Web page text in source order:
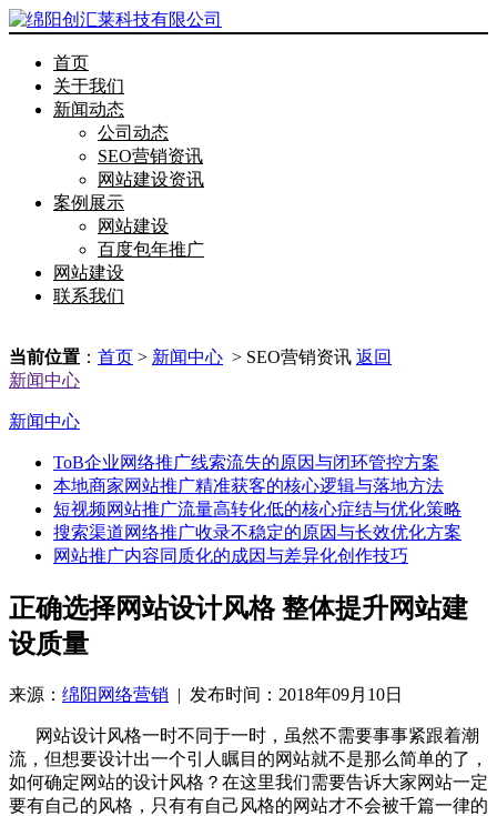
首页
关于我们
新闻动态
公司动态
SEO营销资讯
网站建设资讯
案例展示
网站建设
百度包年推广
网站建设
联系我们
当前位置 ： 首页 > 新闻中心 > SEO营销资讯 返回
新闻中心
新闻中心
ToB企业网络推广线索流失的原因与闭环管控方案
本地商家网站推广精准获客的核心逻辑与落地方法
短视频网站推广流量高转化低的核心症结与优化策略
搜索渠道网络推广收录不稳定的原因与长效优化方案
网站推广内容同质化的成因与差异化创作技巧
正确选择网站设计风格 整体提升网站建
设质量
来源： 绵阳网络营销 | 发布时间：2018年09月10日
网站设计风格一时不同于一时，虽然不需要事事紧跟着潮
流，但想要设计出一个引人瞩目的网站就不是那么简单的了，
如何确定网站的设计风格？在这里我们需要告诉大家网站一定
要有自己的风格，只有有自己风格的网站才不会被千篇一律的